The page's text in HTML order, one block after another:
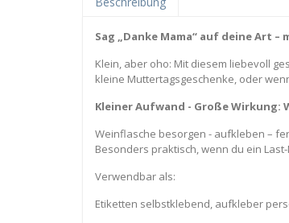
Sag „Danke Mama“ auf deine Art
Klein, aber oho: Mit diesem liebevoll
kleine Muttertagsgeschenke, oder
Kleiner Aufwand - Große
Weinflasche besorgen - aufkleben –
Besonders praktisch, wenn du ein
Verwendbar als:
Etiketten selbstklebend, aufkleber